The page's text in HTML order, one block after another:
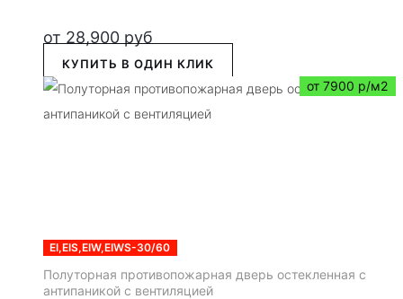
от 28,900 руб
КУПИТЬ В ОДИН КЛИК
от 7900 р/м2
EI,EIS,EIW,EIWS-30/60
Полуторная противопожарная дверь остекленная с
антипаникой с вентиляцией